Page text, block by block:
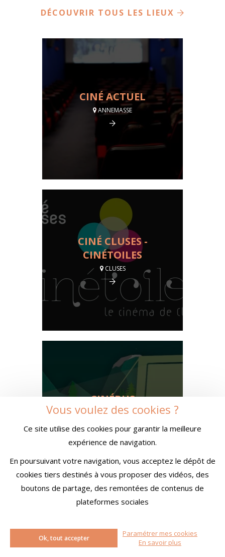
DÉCOUVRIR TOUS LES LIEUX
CINÉ ACTUEL
ANNEMASSE
CINÉ CLUSES -
CINÉTOILES
CLUSES
CINÉBUS
SILLINGY
L'AUDITORIUM
Vous voulez des cookies ?
Ce site utilise des cookies pour garantir la meilleure
expérience de navigation.
En poursuivant votre navigation, vous acceptez le dépôt de
cookies tiers destinés à vous proposer des vidéos, des
boutons de partage, des remontées de contenus de
plateformes sociales
Ok, tout accepter
Paramétrer mes cookies
En savoir plus